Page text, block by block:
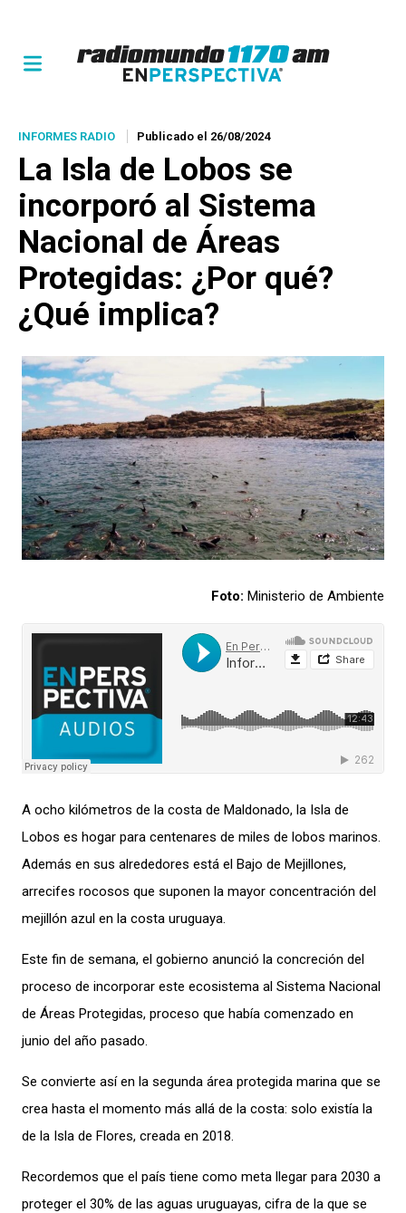
INFORMES RADIO Publicado el 26/08/2024
La Isla de Lobos se
incorporó al Sistema
Nacional de Áreas
Protegidas: ¿Por qué?
¿Qué implica?
Foto: Ministerio de Ambiente
A ocho kilómetros de la costa de Maldonado, la Isla de
Lobos es hogar para centenares de miles de lobos marinos.
Además en sus alrededores está el Bajo de Mejillones,
arrecifes rocosos que suponen la mayor concentración del
mejillón azul en la costa uruguaya.
Este fin de semana, el gobierno anunció la concreción del
proceso de incorporar este ecosistema al Sistema Nacional
de Áreas Protegidas, proceso que había comenzado en
junio del año pasado.
Se convierte así en la segunda área protegida marina que se
crea hasta el momento más allá de la costa: solo existía la
de la Isla de Flores, creada en 2018.
Recordemos que el país tiene como meta llegar para 2030 a
proteger el 30% de las aguas uruguayas, cifra de la que se